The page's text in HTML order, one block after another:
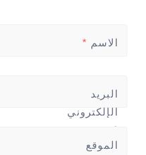
الاسم *
البريد
الإلكتروني
*
الموقع